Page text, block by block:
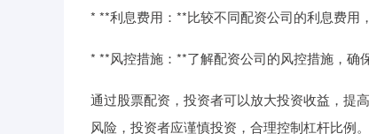
* **利息费用：**比较不同配资公司的利息费用
* **风控措施：**了解配资公司的风控措施，确
通过股票配资，投资者可以放大投资收益，提
风险，投资者应谨慎投资，合理控制杠杆比例。